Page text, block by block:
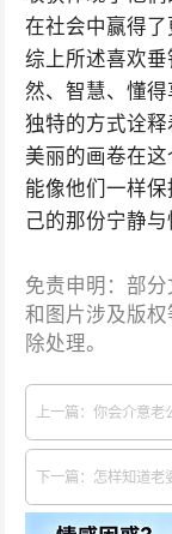
在社会中赢得了
综上所述喜欢
然、智慧、懂
独特的方式诠
美丽的画卷在
能像他们一样
己的那份宁静与
免责申明：部
和图片涉及版
除处理。
下一篇：怎样知道老